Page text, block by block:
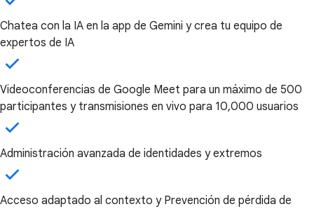
Chatea con la IA en la app de Gemini y crea tu equipo de
expertos de IA
Videoconferencias de Google Meet para un máximo de 500
participantes y transmisiones en vivo para 10,000 usuarios
Administración avanzada de identidades y extremos
Acceso adaptado al contexto y Prevención de pérdida de